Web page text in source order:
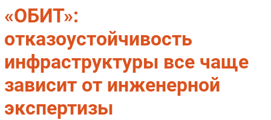
Импорто­замещение
Автоматизация Промышленности
Интернет
Мобильная связь
Фиксированная связь
Интеграция
«ОБИТ»:
отказоустойчивость
инфраструктуры все чаще
зависит от инженерной
экспертизы